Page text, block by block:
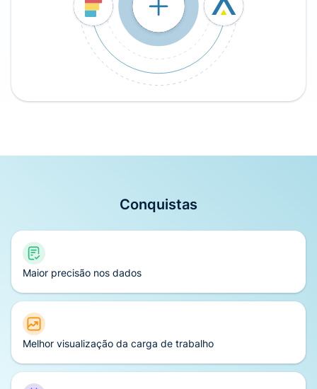
Conquistas
Maior precisão nos dados
Melhor visualização da carga de trabalho